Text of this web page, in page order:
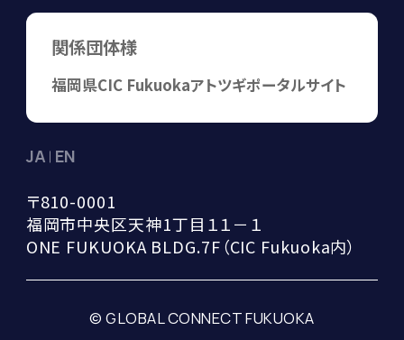
関係団体様
福岡県CIC Fukuokaアトツギポータルサイト
JA EN
〒810-0001
福岡市中央区天神1丁目１１－１
ONE FUKUOKA BLDG.7F（CIC Fukuoka内）
© GLOBAL CONNECT FUKUOKA